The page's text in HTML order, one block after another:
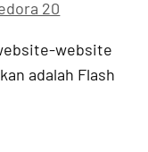
20
website
adalah Flash